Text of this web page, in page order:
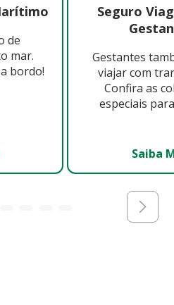
de
mar.
bordo!
Seguro
Gestantes
viajar com
Confira as
especiais
Saiba